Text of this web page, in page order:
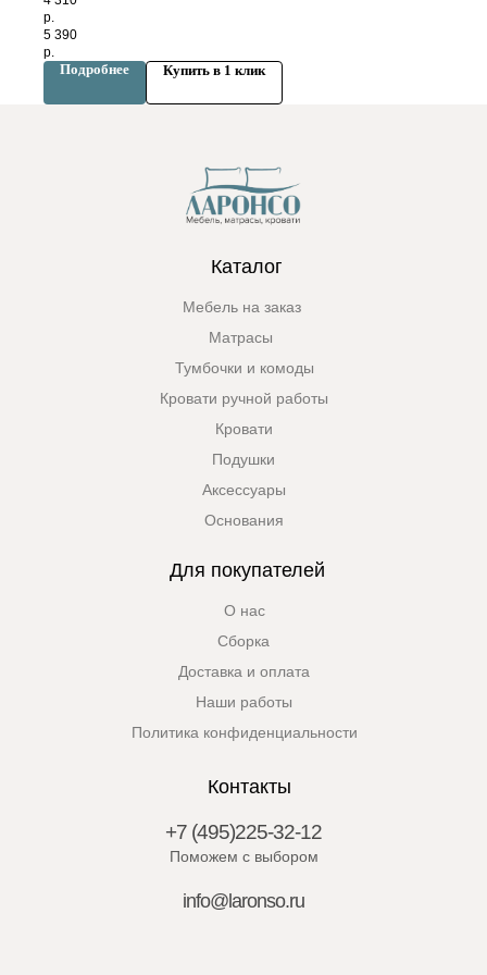
р.
5 390
р.
Подробнее Купить в 1 клик
Мебель на заказ
Каталог
Для покупателей
Контакты
+7 (495)225-32-12
Поможем с выбором
info@laronso.ru
Матрасы
Тумбочки и комоды
Кровати ручной работы
Кровати
О нас
Доставка и оплата
Наши работы
Политика конфиденциальности
Подушки
Аксессуары
Сборка
Основания